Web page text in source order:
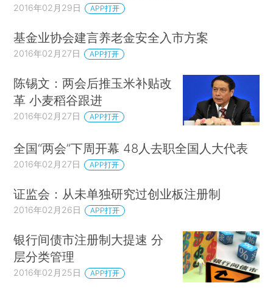
2016年02月29日 APP打开
基金业协会建言养老金安全入市方案
2016年02月27日 APP打开
陈锡文：两会后推玉米补贴改
革 小麦稻谷跟进
2016年02月27日 APP打开
全国“两会”下周开幕 48人去职全国人大代表
2016年02月27日 APP打开
证监会：从未单独研究过创业板注册制
2016年02月26日 APP打开
银行间债市注册制大提速 分
层分类管理
2016年02月25日 APP打开